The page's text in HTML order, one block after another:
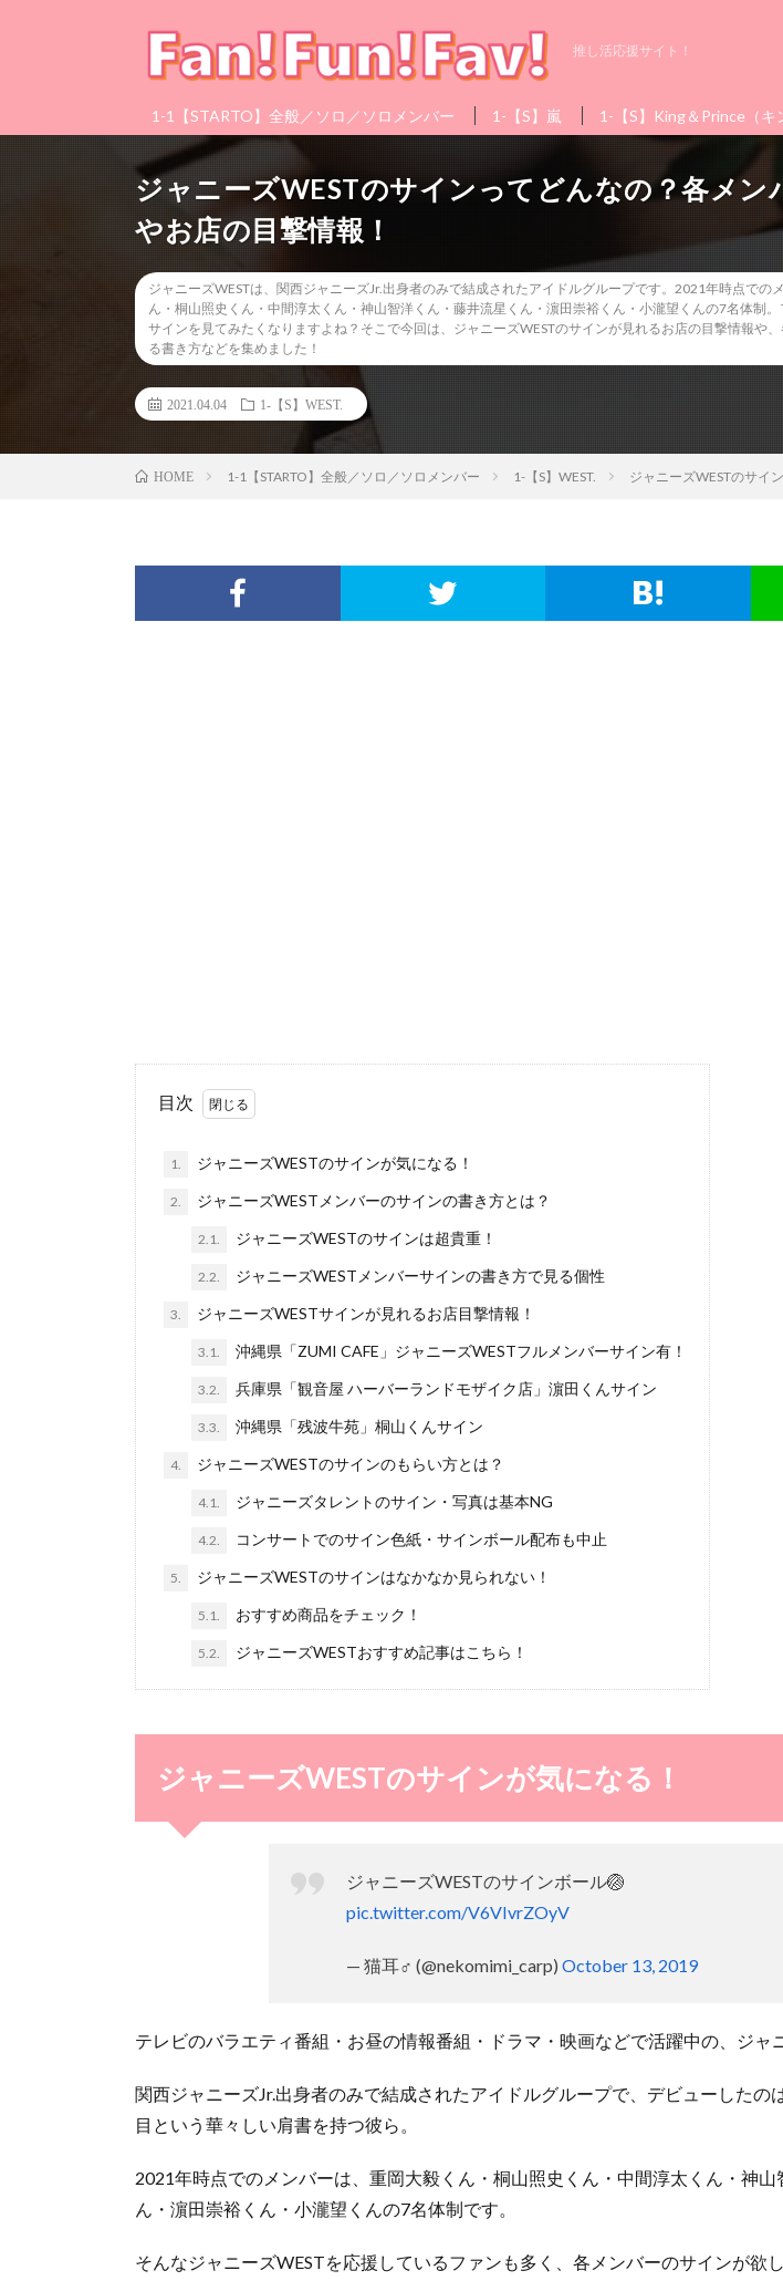
推し活応援サイト！
1-1【STARTO】全般／ソロ／ソロメンバー 1-【S】嵐 1-【S】King＆Prince（キ
ジャニーズWESTのサインってどんなの？各メン
やお店の目撃情報！
ジャニーズWESTは、関西ジャニーズJr.出身者のみで結成されたアイドルグループです。2021年時点での
ん・桐山照史くん・中間淳太くん・神山智洋くん・藤井流星くん・濵田崇裕くん・小瀧望くんの7名体制
サインを見てみたくなりますよね？そこで今回は、ジャニーズWESTのサインが見れるお店の目撃情報や
る書き方などを集めました！
2021.04.04 1-【S】WEST.
HOME 1-1【STARTO】全般／ソロ／ソロメンバー 1-【S】WEST. ジャニーズWESTのサイ
目次
1. ジャニーズWESTのサインが気になる！
2. ジャニーズWESTメンバーのサインの書き方とは？
2.1. ジャニーズWESTのサインは超貴重！
2.2. ジャニーズWESTメンバーサインの書き方で見る個性
3. ジャニーズWESTサインが見れるお店目撃情報！
3.1. 沖縄県「ZUMI CAFE」ジャニーズWESTフルメンバーサイン有！
3.2. 兵庫県「観音屋 ハーバーランドモザイク店」濵田くんサイン
3.3. 沖縄県「残波牛苑」桐山くんサイン
4. ジャニーズWESTのサインのもらい方とは？
4.1. ジャニーズタレントのサイン・写真は基本NG
4.2. コンサートでのサイン色紙・サインボール配布も中止
5. ジャニーズWESTのサインはなかなか見られない！
5.1. おすすめ商品をチェック！
5.2. ジャニーズWESTおすすめ記事はこちら！
ジャニーズWESTのサインが気になる！
ジャニーズWESTのサインボール🏐
pic.twitter.com/V6VIvrZOyV
— 猫耳♂ (@nekomimi_carp)October 13, 2019
テレビのバラエティ番組・お昼の情報番組・ドラマ・映画などで活躍中の、ジャ
関西ジャニーズJr.出身者のみで結成されたアイドルグループで、デビューしたの
目という華々しい肩書を持つ彼ら。
2021年時点でのメンバーは、重岡大毅くん・桐山照史くん・中間淳太くん・神山
ん・濵田崇裕くん・小瀧望くんの7名体制です。
そんなジャニーズWESTを応援しているファンも多く、各メンバーのサインが欲